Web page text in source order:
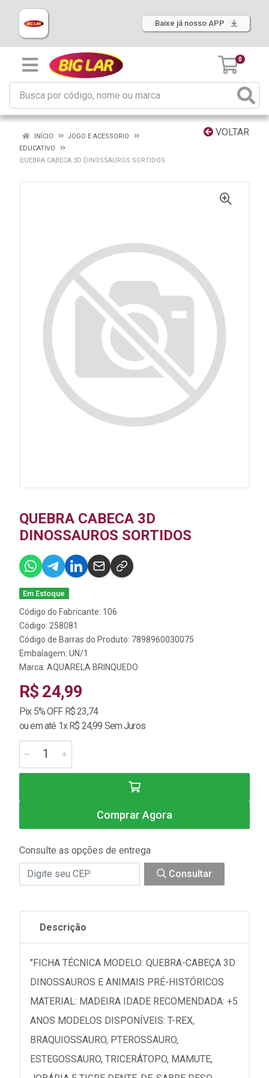
Baixe já nosso APP
0
VOLTAR
INÍCIO
JOGO E ACESSORIO
EDUCATIVO
QUEBRA CABECA 3D DINOSSAUROS SORTIDOS
QUEBRA CABECA 3D
DINOSSAUROS SORTIDOS
Em Estoque
Código do Fabricante: 106
Código: 258081
Código de Barras do Produto: 7898960030075
Embalagem: UN/1
Marca: AQUARELA BRINQUEDO
R$ 24,99
Pix 5% OFF R$ 23,74
ou em até 1x R$ 24,99 Sem Juros
Comprar Agora
Consulte as opções de entrega
Consultar
Descrição
"FICHA TÉCNICA MODELO: QUEBRA-CABEÇA 3D
DINOSSAUROS E ANIMAIS PRÉ-HISTÓRICOS
MATERIAL: MADEIRA IDADE RECOMENDADA: +5
ANOS MODELOS DISPONÍVEIS: T-REX,
BRAQUIOSSAURO, PTEROSSAURO,
ESTEGOSSAURO, TRICERÁTOPO, MAMUTE,